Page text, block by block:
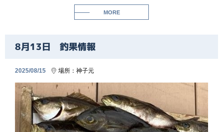
MORE
8月13日 釣果情報
2025/08/15 場所： 神子元